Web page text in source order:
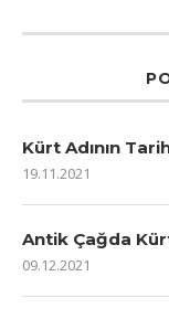
Kürt Adının
19.11.2021
Antik Çağda
09.12.2021